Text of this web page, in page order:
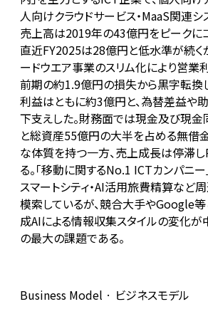
人向けクラウドサービス・MaaS関連シ
売上高は2019年の43億円をピークに
直近FY2025は28億円と低水準が続く
ードウエア事業のスリム化により営業
前期の約1.9億円の損失から黒字転換
利益はともに約3億円と、為替差益や
下支えした。財務面では現金及び現
と総資産55億円の大半を占める無借金
な体質を持つ一方、売上成長は停滞
る。「移動に関するNo.1 ICTカンパニー
スマートシティ・AI活用旅費精算など
模索しているが、競合大手やGoogle
成AIによる情報収集スタイルの変化
の最大の課題である。
Business Model · ビジネスモデル